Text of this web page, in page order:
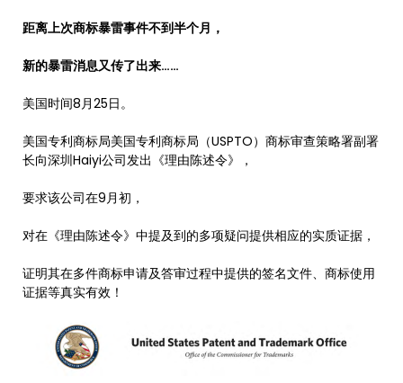
距离上次商标暴雷事件不到半个月，
新的暴雷消息又传了出来……
美国时间8月25日。
美国专利商标局美国专利商标局（USPTO）商标审查策略署副署
长向深圳Haiyi公司发出《理由陈述令》，
要求该公司在9月初，
对在《理由陈述令》中提及到的多项疑问提供相应的实质证据，
证明其在多件商标申请及答审过程中提供的签名文件、商标使用
证据等真实有效！